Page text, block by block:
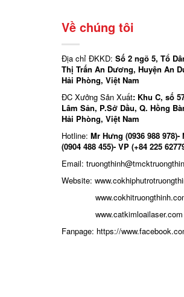
Về chúng tôi
Địa chỉ ĐKKD: Số 2 ngõ 5, Tổ
Thị Trấn An Dương, Huyện An
Hải Phòng, Việt Nam
ĐC Xưởng Sản Xuất: Khu C, số
Lâm Sản, P.Sở Dầu, Q. Hồng
Hải Phòng, Việt Nam
Hotline: Mr Hưng (0936 988 978)-
(0904 488 455)- VP (+84 225
Email: truongthinh
Website:
www.catkimloailaser.com
Fanpage: https://